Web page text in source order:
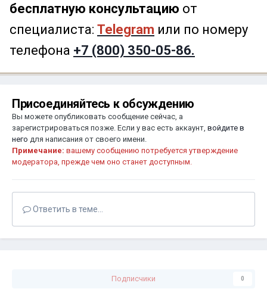
бесплатную консультацию от
специалиста: Telegram или по номеру
телефона +7 (800) 350-05-86.
Присоединяйтесь к обсуждению
Вы можете опубликовать сообщение сейчас, а
зарегистрироваться позже. Если у вас есть аккаунт, войдите в
него для написания от своего имени.
Примечание: вашему сообщению потребуется утверждение
модератора, прежде чем оно станет доступным.
Ответить в теме...
Подписчики 0